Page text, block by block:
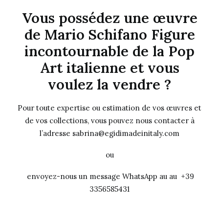
Vous possédez une œuvre
de Mario Schifano Figure
incontournable de la Pop
Art italienne et vous
voulez la vendre ?
Pour toute expertise ou estimation de vos œuvres et
de vos collections, vous pouvez nous contacter à
l’adresse sabrina@egidimadeinitaly.com
ou
envoyez-nous un message WhatsApp au au +39
3356585431